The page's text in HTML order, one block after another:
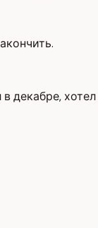
декабре, хотел